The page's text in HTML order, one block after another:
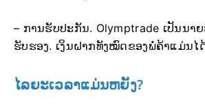
– ການຮັບປະກັນ. Olymptrade ເປັນນາ
ຮັບຮອງ. ເງິນຝາກທັງໝົດຂອງພໍ່ຄ້າແມ່ນໄ
ໄລຍະເວລາແມ່ນຫຍັງ?